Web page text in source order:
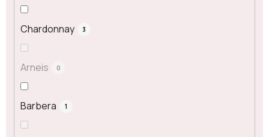
Chardonnay 3
Arneis 0
Barbera 1